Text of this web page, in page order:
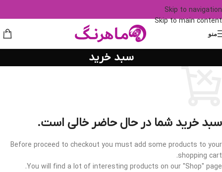
Skip to navigation
Skip to main content
منو
سبد خرید
سبد خرید شما در حال حاضر خالی است.
Before proceed to checkout you must add some products to your
shopping cart.
You will find a lot of interesting products on our "Shop" page.